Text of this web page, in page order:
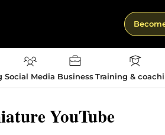
Social Media Business Training &
YouTube